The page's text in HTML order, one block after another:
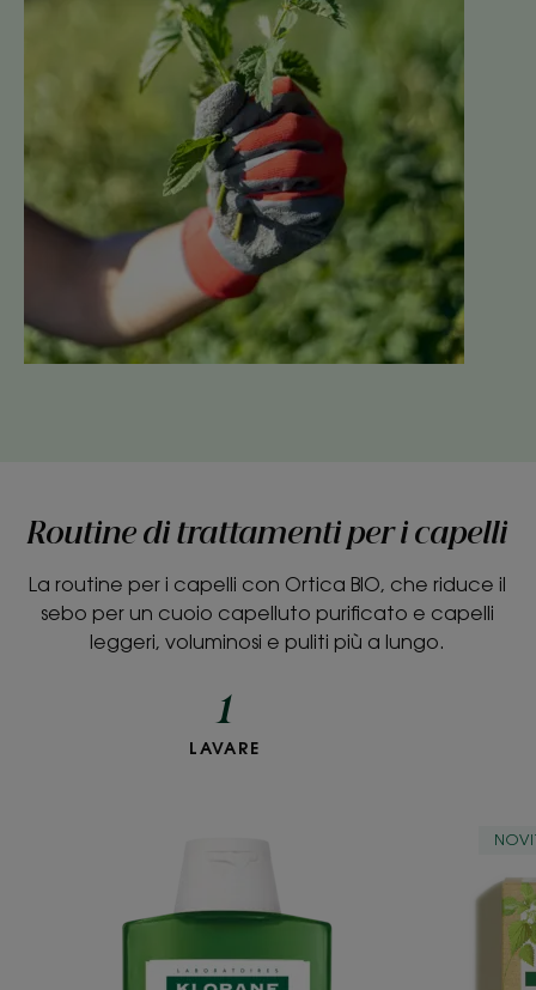
Routine di trattamenti per i capelli
La routine per i capelli con Ortica BIO, che riduce il
sebo per un cuoio capelluto purificato e capelli
leggeri, voluminosi e puliti più a lungo.
1
Shampoo
LAVARE